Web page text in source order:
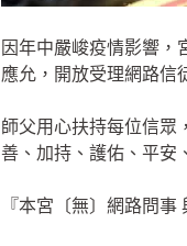
因年中嚴峻疫情影響，
應允，開放受理網路信
師父用心扶持每位信眾
善、加持、護佑、平安
『本宮〔無〕網路問